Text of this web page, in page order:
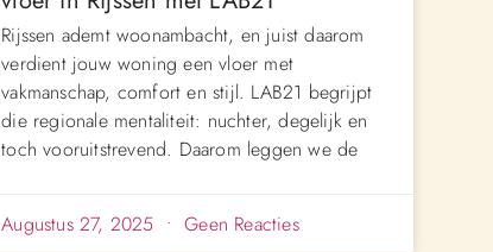
Rijssen ademt woonambacht, en juist daarom
verdient jouw woning een vloer met
vakmanschap, comfort en stijl. LAB21 begrijpt
die regionale mentaliteit: nuchter, degelijk en
toch vooruitstrevend. Daarom leggen we de
Augustus 27, 2025 Geen Reacties